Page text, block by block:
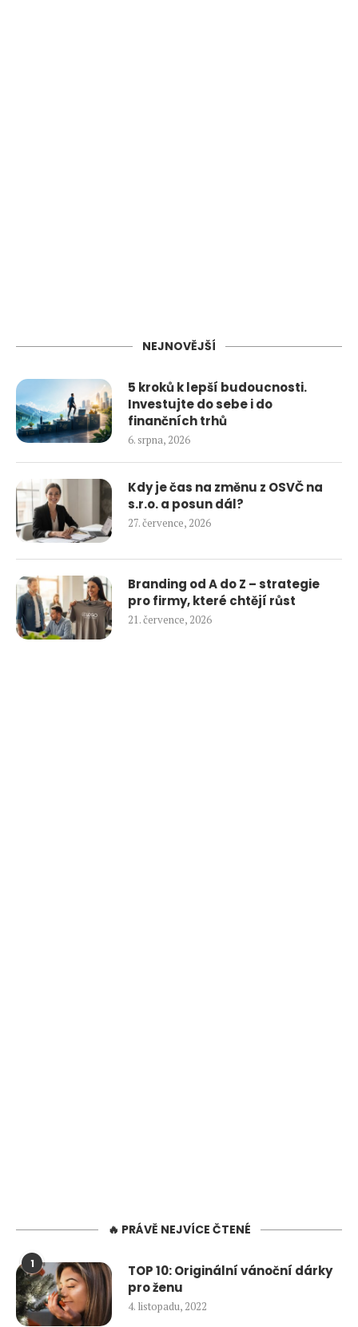
NEJNOVĚJŠÍ
5 kroků k lepší budoucnosti.
Investujte do sebe i do
finančních trhů
6. srpna, 2026
Kdy je čas na změnu z OSVČ na
s.r.o. a posun dál?
27. července, 2026
Branding od A do Z – strategie
pro firmy, které chtějí růst
21. července, 2026
🔥 PRÁVĚ NEJVÍCE ČTENÉ
1
TOP 10: Originální vánoční dárky
pro ženu
4. listopadu, 2022